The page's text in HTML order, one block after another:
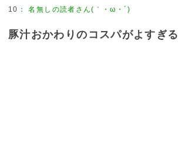
10 ：名無しの読者さん(｀・ω・´)
豚汁おかわりのコスパがよすぎる